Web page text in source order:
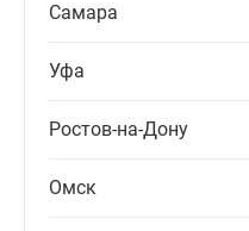
Самара
Уфа
Ростов-на-Дону
Омск